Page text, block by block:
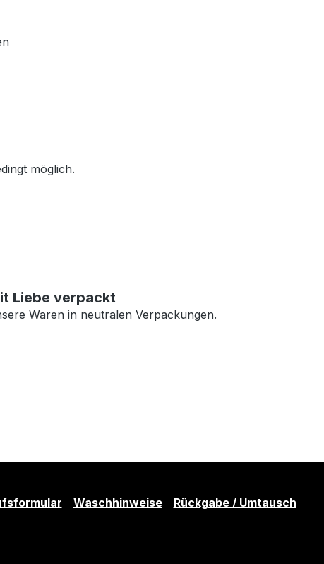
möglich.
Liebe verpackt
Waren in neutralen Verpackungen.
Waschhinweise
Rückgabe / Umtausch